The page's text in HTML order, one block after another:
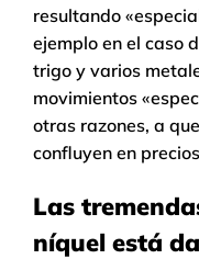
resultando
ejemplo en el caso
trigo y varios
movimientos
otras razones, a
confluyen en
Las
níquel está